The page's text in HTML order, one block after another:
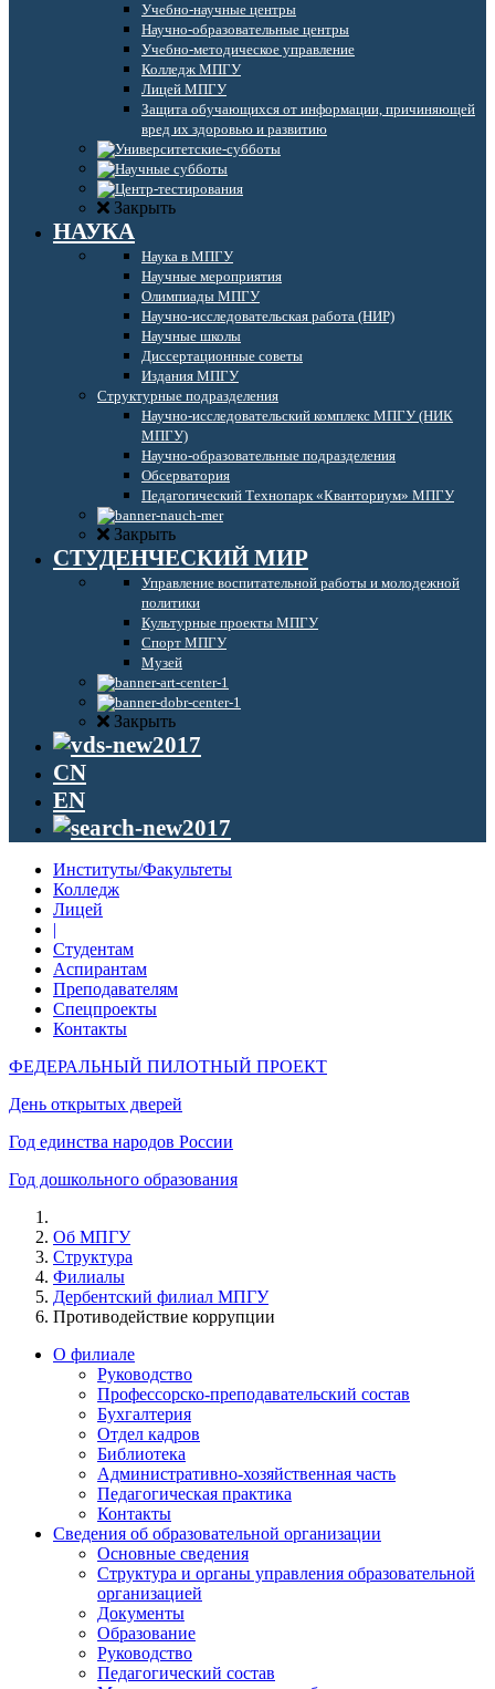
Учебно-научные центры
Научно-образовательные центры
Учебно-методическое управление
Колледж МПГУ
Лицей МПГУ
Защита обучающихся от информации, причиняющей
вред их здоровью и развитию
Закрыть
НАУКА
Наука в МПГУ
Научные мероприятия
Олимпиады МПГУ
Научно-исследовательская работа (НИР)
Научные школы
Диссертационные советы
Издания МПГУ
Структурные подразделения
Научно-исследовательский комплекс МПГУ (НИК
МПГУ)
Научно-образовательные подразделения
Обсерватория
Педагогический Технопарк «Кванториум» МПГУ
Закрыть
СТУДЕНЧЕСКИЙ МИР
Управление воспитательной работы и молодежной
политики
Культурные проекты МПГУ
Спорт МПГУ
Музей
Закрыть
CN
EN
Институты/Факультеты
Колледж
Лицей
|
Студентам
Аспирантам
Преподавателям
Спецпроекты
Контакты
ФЕДЕРАЛЬНЫЙ ПИЛОТНЫЙ ПРОЕКТ
День открытых дверей
Год единства народов России
Год дошкольного образования
Об МПГУ
Структура
Филиалы
Дербентский филиал МПГУ
Противодействие коррупции
О филиале
Руководство
Профессорско-преподавательский состав
Бухгалтерия
Отдел кадров
Библиотека
Административно-хозяйственная часть
Педагогическая практика
Контакты
Сведения об образовательной организации
Основные сведения
Структура и органы управления образовательной
организацией
Документы
Образование
Руководство
Педагогический состав